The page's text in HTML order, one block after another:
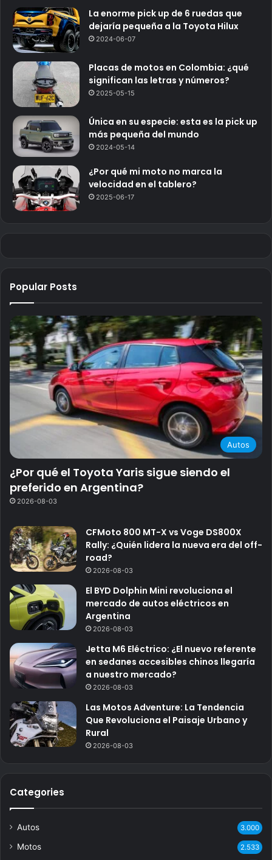
La enorme pick up de 6 ruedas que
dejaría pequeña a la Toyota Hilux
2024-06-07
Placas de motos en Colombia: ¿qué
significan las letras y números?
2025-05-15
Única en su especie: esta es la pick up
más pequeña del mundo
2024-05-14
¿Por qué mi moto no marca la
velocidad en el tablero?
2025-06-17
Popular Posts
Autos
¿Por qué el Toyota Yaris sigue siendo el
preferido en Argentina?
2026-08-03
CFMoto 800 MT-X vs Voge DS800X
Rally: ¿Quién lidera la nueva era del off-
road?
2026-08-03
El BYD Dolphin Mini revoluciona el
mercado de autos eléctricos en
Argentina
2026-08-03
Jetta M6 Eléctrico: ¿El nuevo referente
en sedanes accesibles chinos llegaría
a nuestro mercado?
2026-08-03
Las Motos Adventure: La Tendencia
Que Revoluciona el Paisaje Urbano y
Rural
2026-08-03
Categories
Autos 3.000
Motos 2.533